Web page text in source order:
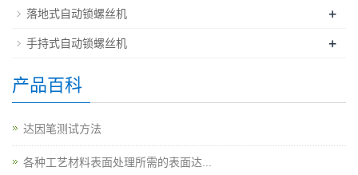
落地式自动锁螺丝机 +
手持式自动锁螺丝机 +
产品百科
达因笔测试方法
各种工艺材料表面处理所需的表面达...